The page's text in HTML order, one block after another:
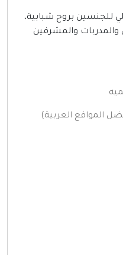
بروح شبابية،
والمشرفين
العربية)